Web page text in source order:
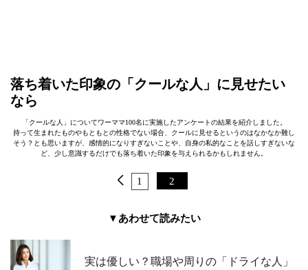
落ち着いた印象の「クールな人」に見せたい
なら
「クールな人」についてワーママ100名に実施したアンケートの結果を紹介しました。
持って生まれたものやもともとの性格でない場合、クールに見せるというのはなかなか難し
そう？とも思いますが、感情的になりすぎないことや、自身の私的なことを話しすぎないな
ど、少し意識するだけでも落ち着いた印象を与えられるかもしれません。
1 2
▼あわせて読みたい
実は優しい？職場や周りの「ドライな人」